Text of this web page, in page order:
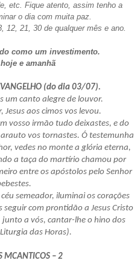
etc. Fique atento, assim tenho a
o dia com muita paz.
12, 21, 30 de qualquer mês e ano.
como um investimento.
e amanhã
(do dia 03/07).
um canto alegre de louvor.
Jesus aos cimos vos levou.
vosso irmão tudo deixastes, e do
vos tornastes. Ó testemunha
vedes no monte a glória eterna,
a taça do martírio chamou por
entre os apóstolos pelo Senhor
semeador, iluminai os corações
com prontidão a Jesus Cristo
junto a vós, cantar-lhe o hino dos
das Horas).
MCANTICOS – 2